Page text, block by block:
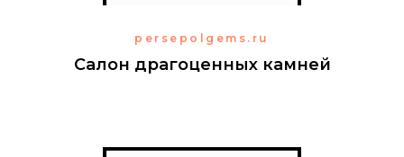
persepolgems.ru
Салон драгоценных камней